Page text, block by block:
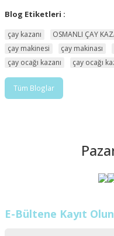
Blog Etiketleri :
çay kazanı OSMANLI ÇAY
çay makinesi
çay makinası
çay ocağı kazanı
çay ocağı
Tüm Bloglar
E-Bültene Kayıt Olun